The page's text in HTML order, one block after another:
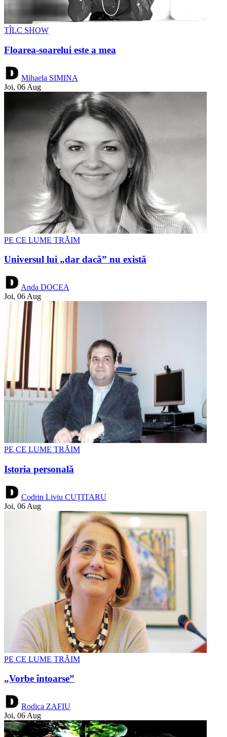
TÎLC SHOW
Floarea-soarelui este a mea
Mihaela SIMINA
Joi, 06 Aug
PE CE LUME TRĂIM
Universul lui „dar dacă” nu există
Anda DOCEA
Joi, 06 Aug
PE CE LUME TRĂIM
Istoria personală
Codrin Liviu CUȚITARU
Joi, 06 Aug
PE CE LUME TRĂIM
„Vorbe întoarse”
Rodica ZAFIU
Joi, 06 Aug